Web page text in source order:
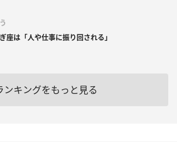
座は「人や仕事に振り回される」
ンキングをもっと見る